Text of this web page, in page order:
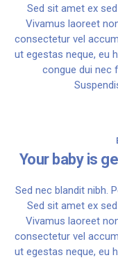
Sed sit amet ex
Vivamus laoreet
consectetur vel
ut egestas neque, eu
congue dui nec
Your baby is
Sed nec blandit nibh.
Sed sit amet ex
Vivamus laoreet
consectetur vel
ut egestas neque, eu